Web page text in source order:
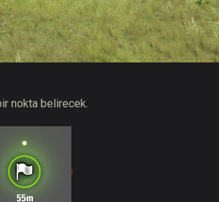
nokta belirecek.